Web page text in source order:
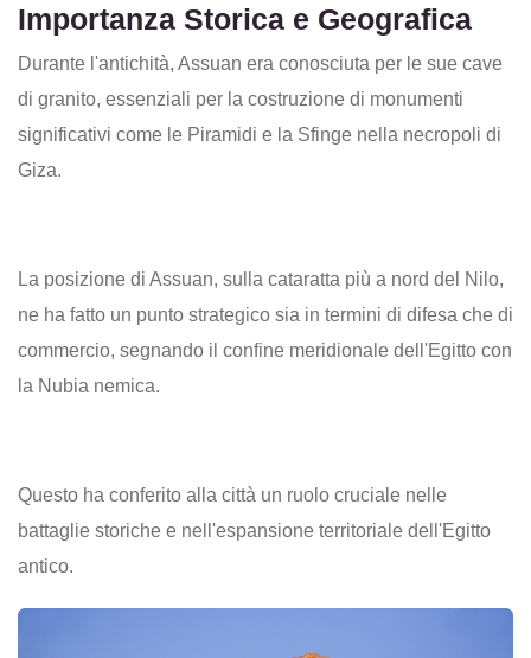
Importanza Storica e Geografica
Durante l'antichità, Assuan era conosciuta per le sue cave
di granito, essenziali per la costruzione di monumenti
significativi come le Piramidi e la Sfinge nella necropoli di
Giza.
La posizione di Assuan, sulla cataratta più a nord del Nilo,
ne ha fatto un punto strategico sia in termini di difesa che di
commercio, segnando il confine meridionale dell'Egitto con
la Nubia nemica.
Questo ha conferito alla città un ruolo cruciale nelle
battaglie storiche e nell'espansione territoriale dell'Egitto
antico.